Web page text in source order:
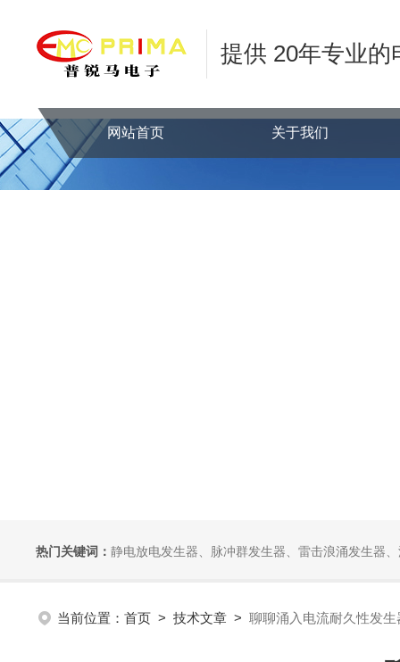
提供 20年专业
网站首页 关于我们
热门关键词： 静电放电发生器、脉冲群发生器、雷击浪涌发生器、汽车干扰模拟器、组
当前位置： 首页 > 技术文章 > 聊聊涌入电流耐久性发